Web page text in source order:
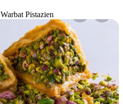
Warbat Pistazien